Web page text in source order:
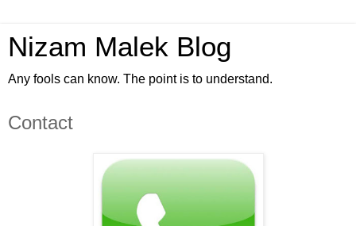
Nizam Malek Blog
Any fools can know. The point is to understand.
Contact